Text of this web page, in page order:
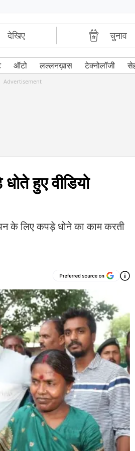
देखिए चुनाव
ऑटो लल्लनख़ास टेक्नोलॉजी
Advertisement
हुए वीडियो
के लिए कपड़े धोने का काम करती